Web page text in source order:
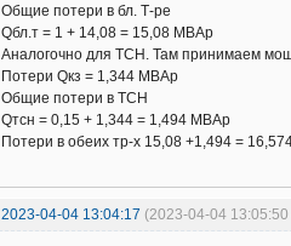
Общие потери в бл. Т-ре
Qбл.т = 1 + 14,08 = 15,08 МВАр
Аналогочно для ТСН. Там принимаем
Потери Qкз = 1,344 МВАр
Общие потери в ТСН
Qтсн = 0,15 + 1,344 = 1,494 МВАр
Потери в обеих тр-х 15,08 +1,494 =
2023-04-04 13:04:17 (2023-04-04